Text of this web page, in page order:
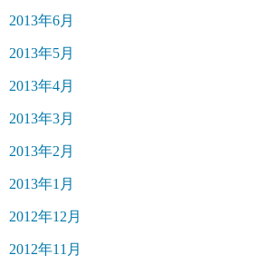
2013年6月
2013年5月
2013年4月
2013年3月
2013年2月
2013年1月
2012年12月
2012年11月